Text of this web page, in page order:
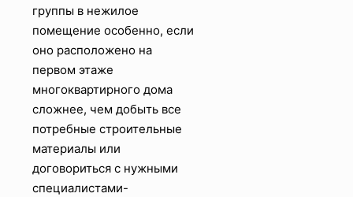
группы в нежилое
помещение особенно, если
оно расположено на
первом этаже
многоквартирного дома
сложнее, чем добыть все
потребные строительные
материалы или
договориться с нужными
специалистами-